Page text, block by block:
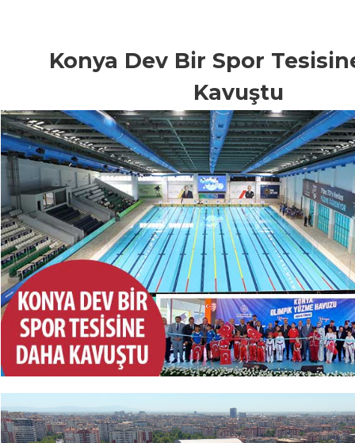
Konya Dev Bir Spor
Kavuştu